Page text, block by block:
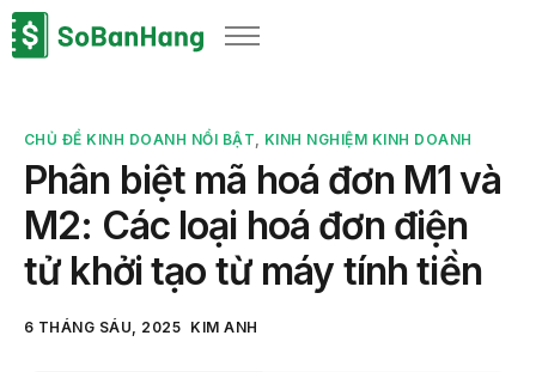
Sản phẩm
Bảng giá
Blog
Thông tin thuế
Về chúng tôi
CHỦ ĐỀ KINH DOANH NỔI BẬT, KINH NGHIỆM KINH DOANH
Phân biệt mã hoá đơn M1 và
M2: Các loại hoá đơn điện
tử khởi tạo từ máy tính tiền
6 THÁNG SÁU, 2025 KIM ANH